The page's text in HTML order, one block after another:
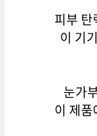
피부
이 기
눈가
이 제